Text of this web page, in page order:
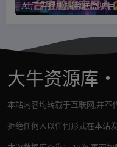
大牛资源库
本站内容均转载于互联网,并不
拒绝任何人以任何形式在本站